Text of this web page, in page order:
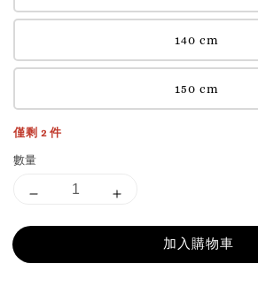
140 cm
150 cm
僅剩 2 件
數量
加入購物車